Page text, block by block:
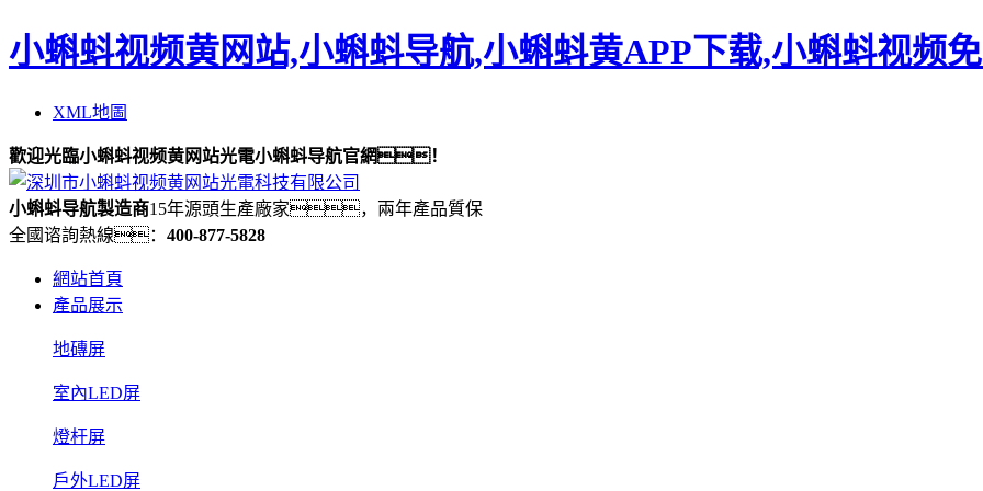
小蝌蚪视频黄网站,小蝌蚪导航,小蝌蚪黄APP下载,小蝌蚪视频
XML地圖
歡迎光臨小蝌蚪视频黄网站光電小蝌蚪导航官網！
小蝌蚪导航製造商15年源頭生產廠家，兩年產品質保
全國谘詢熱線： 400-877-5828
網站首頁
產品展示
地磚屏
室內LED屏
燈杆屏
戶外LED屏